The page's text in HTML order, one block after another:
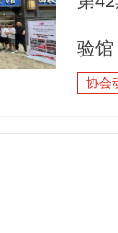
验馆
协会